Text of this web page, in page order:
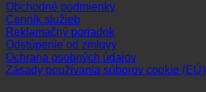
Obchodné podmienky
Cenník služieb
Reklamačný poriadok
Odstúpenie od zmluvy
Ochrana osobných údajov
Zásady používania súborov cookie (EÚ)